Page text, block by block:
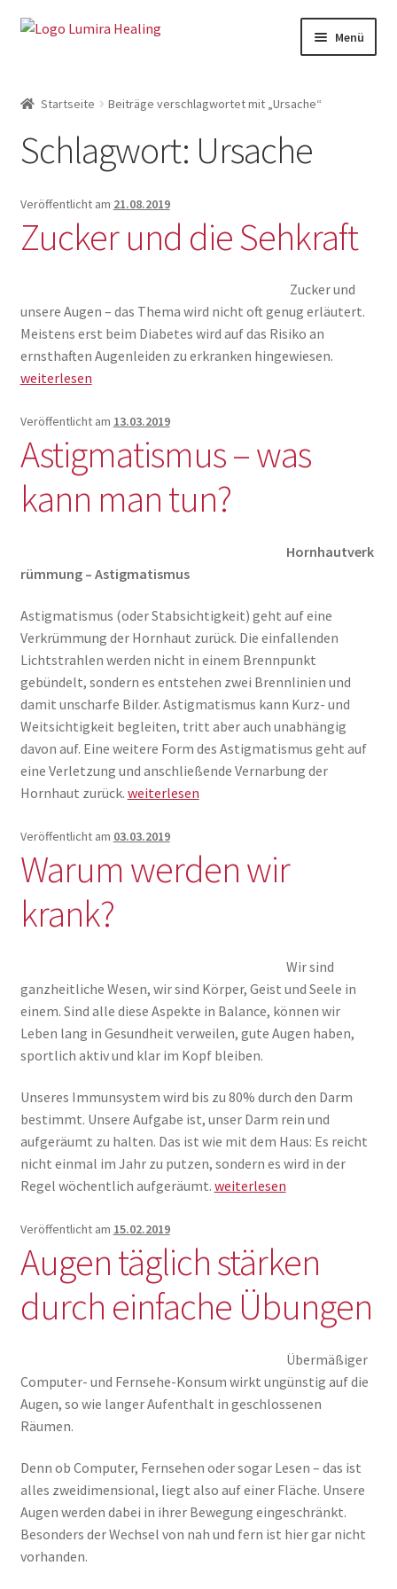
Zur
Zum
Menü
Online Seminare
Therapeuten
SHOP
Startseite Beiträge verschlagwortet mit „Ursache“
Schlagwort: Ursache
Veröffentlicht am 21.08.2019
Zucker und die Sehkraft
Zucker und
unsere Augen – das Thema wird nicht oft genug erläutert.
Meistens erst beim Diabetes wird auf das Risiko an
ernsthaften Augenleiden zu erkranken hingewiesen.Zucker
weiterlesen
Veröffentlicht am 13.03.2019
Astigmatismus – was
kann man tun?
Hornhautverk
rümmung – Astigmatismus
Astigmatismus (oder Stabsichtigkeit) geht auf eine
Verkrümmung der Hornhaut zurück. Die einfallenden
Lichtstrahlen werden nicht in einem Brennpunkt
gebündelt, sondern es entstehen zwei Brennlinien und
damit unscharfe Bilder. Astigmatismus kann Kurz- und
Weitsichtigkeit begleiten, tritt aber auch unabhängig
davon auf. Eine weitere Form des Astigmatismus geht auf
eine Verletzung und anschließende Vernarbung der
Hornhaut zurück. Astigmatismus
was
man
weiterlesen
Veröffentlicht am 03.03.2019
Warum werden wir
krank?
Wir sind
ganzheitliche Wesen, wir sind Körper, Geist und Seele in
einem. Sind alle diese Aspekte in Balance, können wir
Leben lang in Gesundheit verweilen, gute Augen haben,
sportlich aktiv und klar im Kopf bleiben.
Unseres Immunsystem wird bis zu 80% durch den Darm
bestimmt. Unsere Aufgabe ist, unser Darm rein und
aufgeräumt zu halten. Das ist wie mit dem Haus: Es reicht
nicht einmal im Jahr zu putzen, sondern es wird in der
Regel wöchentlich aufgeräumt. Warum
krank?
weiterlesen
Veröffentlicht am 15.02.2019
Augen täglich stärken
durch einfache Übungen
Übermäßiger
Computer- und Fernsehe-Konsum wirkt ungünstig auf die
Augen, so wie langer Aufenthalt in geschlossenen
Räumen.
Denn ob Computer, Fernsehen oder sogar Lesen – das ist
alles zweidimensional, liegt also auf einer Fläche. Unsere
Augen werden dabei in ihrer Bewegung eingeschränkt.
Besonders der Wechsel von nah und fern ist hier gar nicht
vorhanden.